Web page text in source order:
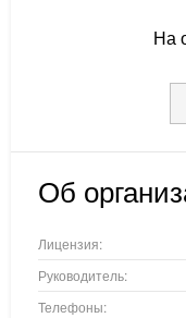
На
Об
Лицензия:
Руководитель:
Телефоны: